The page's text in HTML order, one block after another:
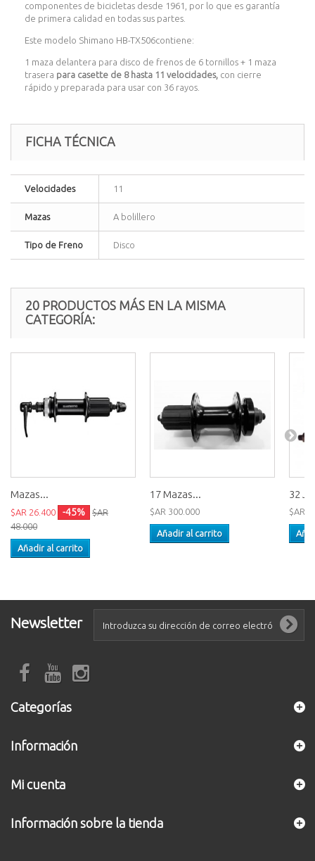
componentes de bicicletas desde 1961, por lo que es garantía
de primera calidad en todas sus partes.
Este modelo Shimano HB-TX506contiene:
1 maza delantera para disco de frenos de 6 tornillos + 1 maza
trasera para casette de 8 hasta 11 velocidades, con cierre
rápido y preparada para usar con 36 rayos.
FICHA TÉCNICA
Velocidades 11
Mazas A bolillero
Tipo de Freno Disco
20 PRODUCTOS MÁS EN LA MISMA
CATEGORÍA:
Mazas...
$AR 26.400 -45%
$AR
48.000
Añadir al carrito
17 Mazas...
$AR 300.000
Añadir al carrito
32
$AR
Newsletter
Categorías
Información
Mi cuenta
Información sobre la tienda